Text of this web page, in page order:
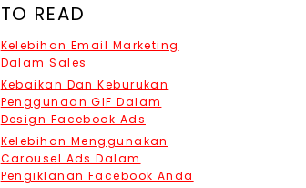
TO READ
Kelebihan Email Marketing
Dalam Sales
Kebaikan Dan Keburukan
Penggunaan GIF Dalam
Design Facebook Ads
Kelebihan Menggunakan
Carousel Ads Dalam
Pengiklanan Facebook Anda